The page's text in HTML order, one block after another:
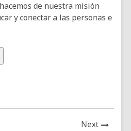
de nuestra misión
y conectar a las personas e
NextNews